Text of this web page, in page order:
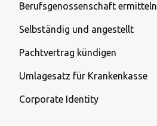
Berufsgenossenschaft ermitteln
Selbständig und angestellt
Pachtvertrag kündigen
Umlagesatz für Krankenkasse
Corporate Identity